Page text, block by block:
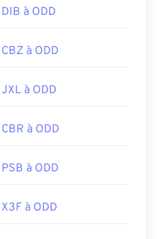
DIB à ODD
CBZ à ODD
JXL à ODD
CBR à ODD
PSB à ODD
X3F à ODD